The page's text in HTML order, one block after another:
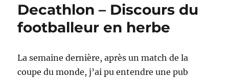
chaque
miracle
Decathlon – Discours du
footballeur en herbe
La semaine dernière, après un match de la
coupe du monde, j’ai pu entendre une pub